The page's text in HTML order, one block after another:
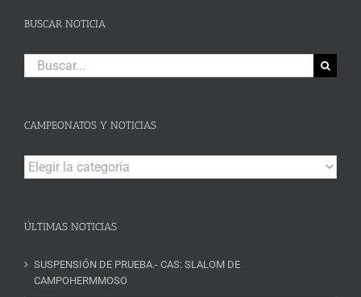
BUSCAR NOTICIA
Buscar:
CAMPEONATOS Y NOTICIAS
Campeonatos
y
ÚLTIMAS NOTICIAS
SUSPENSIÓN DE PRUEBA.- CAS: SLALOM DE
CAMPOHERMMOSO